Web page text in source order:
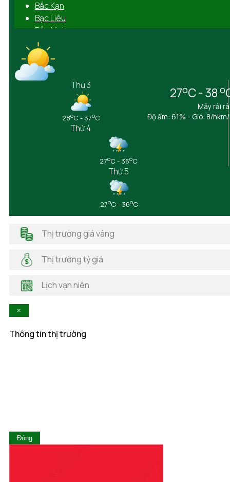
Bắc Kạn
Bạc Liêu
Bắc Ninh
Bến Tre
Bình Định
Bình Dương
Bình Phước
Cần Thơ
Hà Giang
Hải Dương
Hải Phòng
Hà Tĩnh
Hòa Bình
Lai Châu
27oC - 38o
Mây rải
Độ ẩm: 61% - Gió: 8/
Thứ 3
28oC - 37oC
Thứ 4
27oC - 36oC
Thứ 5
27oC - 36oC
Thị trường giá vàng
Thị trường tỷ giá
Lịch vạn niên
×
Thông tin thị trường
Đóng